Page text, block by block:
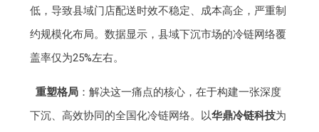
低，导致县域门店配送时效不稳定、成本高企，严重制
约规模化布局。数据显示，县域下沉市场的冷链网络覆
盖率仅为25%左右。
重塑格局：解决这一痛点的核心，在于构建一张深度
下沉、高效协同的全国化冷链网络。以华鼎冷链科技为